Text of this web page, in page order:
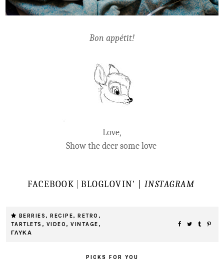
Bon appétit!
Love,
Show the deer some love
FACEBOOK BLOGLOVIN' | INSTAGRAM
BERRIES , RECIPE, RETRO ,
TARTLETS , VIDEO , VINTAGE ,
ΓΛΥΚΑ
PICKS FOR YOU